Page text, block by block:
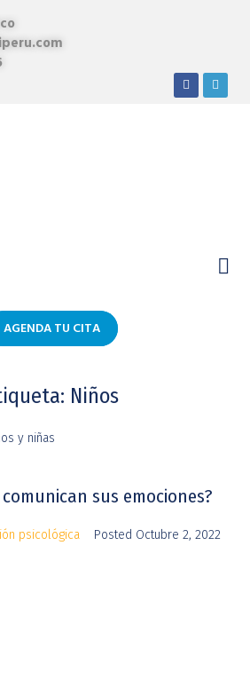
AGENDA TU CITA
Niños
y niñas
sus emociones?
psicológica Posted Octubre 2, 2022